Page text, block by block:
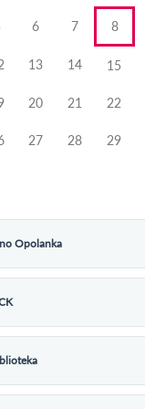
6 7 8
13 14 15
20 21 22
27 28 29
Opolanka